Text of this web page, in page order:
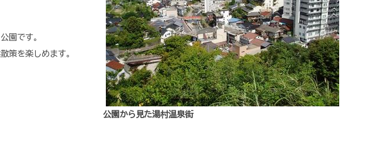
公園から見た湯村温泉街
園です。
策を楽しめます。